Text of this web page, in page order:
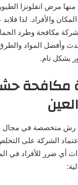
مرض انفلونزا
والأفراد. لذا
مكافحة وطرد
وأفضل المواد
بشكل تام.
رش متخصصة في مجال
الشركة على
أي ضرر للأفراد في